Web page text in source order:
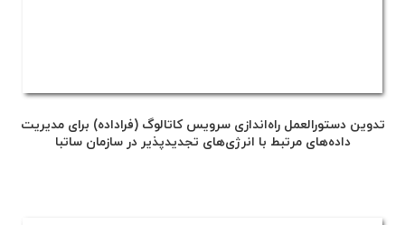
تدوین دستورالعمل راه‌اندازی سرویس کاتالوگ (فراداده) برای مدیریت
داده‌های مرتبط با انرژی‌های تجدیدپذیر در سازمان ساتبا